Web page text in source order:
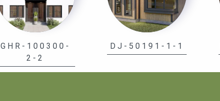
GHR-100300-
2-2
DJ-50191-1-1